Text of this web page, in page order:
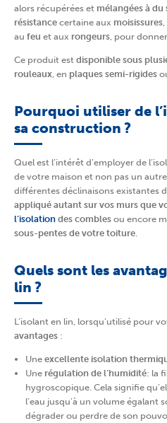
alors récupérées et mélangées à du
résistance certaine aux moisissures
au feu et aux rongeurs , pour
Ce produit est disponible sous
rouleaux , en plaques semi-rigides
Pourquoi utiliser de
sa construction ?
Quel est l’intérêt d’employer de
de votre maison et non pas un
différentes déclinaisons existantes
appliqué autant sur vos murs que
l’isolation des combles ou encore
sous-pentes de votre toiture
Quels sont les
lin ?
L’isolant en lin, lorsqu’utilisé pour
avantages :
Une excellente isolation
Une régulation de l’humidité: la
hygroscopique. Cela signifie
l’eau jusqu’à un volume égalant
dégrader ou perdre de son